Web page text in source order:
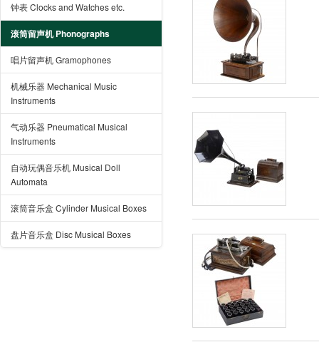
钟表 Clocks and Watches etc.
滚筒留声机 Phonographs
唱片留声机 Gramophones
机械乐器 Mechanical Music
Instruments
气动乐器 Pneumatical Musical
Instruments
自动玩偶音乐机 Musical Doll
Automata
滚筒音乐盒 Cylinder Musical Boxes
盘片音乐盒 Disc Musical Boxes